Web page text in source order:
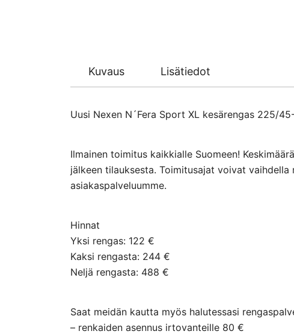
Kuvaus Lisätiedot
Uusi Nexen N´Fera Sport XL kesärengas 225/
Ilmainen toimitus kaikkialle Suomeen!
jälkeen tilauksesta. Toimitusajat voivat
asiakaspalveluumme.
Hinnat
Yksi rengas: 122 €
Kaksi rengasta: 244 €
Neljä rengasta: 488 €
Saat meidän kautta myös halutessasi
– renkaiden asennus irtovanteille 80 €